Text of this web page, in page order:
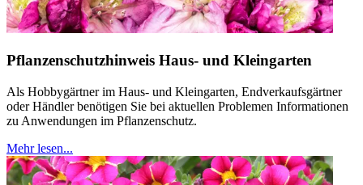
Pflanzenschutzhinweis Haus- und Kleingarten
Als Hobbygärtner im Haus- und Kleingarten, Endverkaufsgärtner
oder Händler benötigen Sie bei aktuellen Problemen Informationen
zu Anwendungen im Pflanzenschutz.
Mehr lesen...